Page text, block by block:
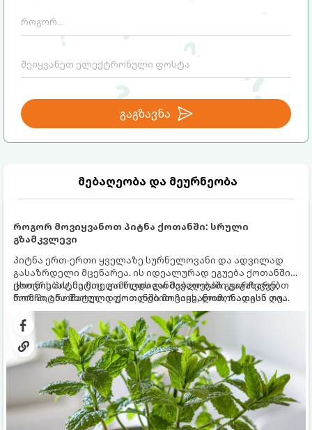
გაგზავნა
მებაღეობა და მეურნეობა
როგორ მოვიყვანოთ პიტნა ქოთანში: სრული
გზამკვლევი
პიტნა ერთ-ერთი ყველაზე სურნელოვანი და ადვილად
გასაზრდელი მცენარეა. ის იდეალურად ეგუება ქოთანში
ცხოვრებას, მეტიც, გამოცდილი მებაღეები გვირჩევენ,
რომ პიტნა მხოლოდ ქოთანში მოვიყვანოთ, რადგან ღია
გრუნტში (ბაღში) დარგვისას ის ფესვებით ძალიან
სწრაფად ვრცელდება და სხვა მცენარეებს ავიწროებს.
ქოთნის პიტნა მთელი წლის განმავლობაში გაგახარებთ
ნორჩი, არომატული ფოთლებით ჩაის, ლიმონათისა თუ
კერძებისთვის.
რეალური, მაგრამ ჯერ კიდევ უხილავი
საფრთხისგან შორს მივყავართ.